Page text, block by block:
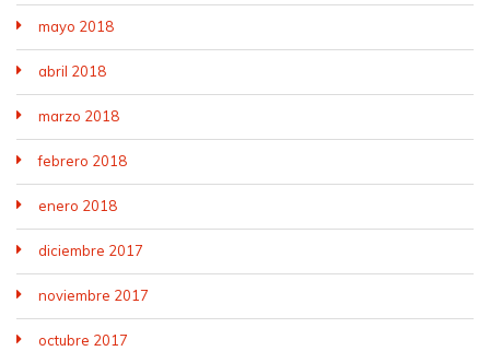
mayo 2018
abril 2018
marzo 2018
febrero 2018
enero 2018
diciembre 2017
noviembre 2017
octubre 2017